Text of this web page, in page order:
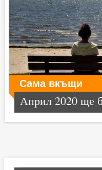
Сама вкъщи
Април 2020 ще